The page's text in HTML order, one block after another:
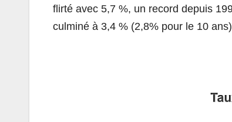
flirté avec 5,7 %, un record depuis
culminé à 3,4 % (2,8% pour le 10